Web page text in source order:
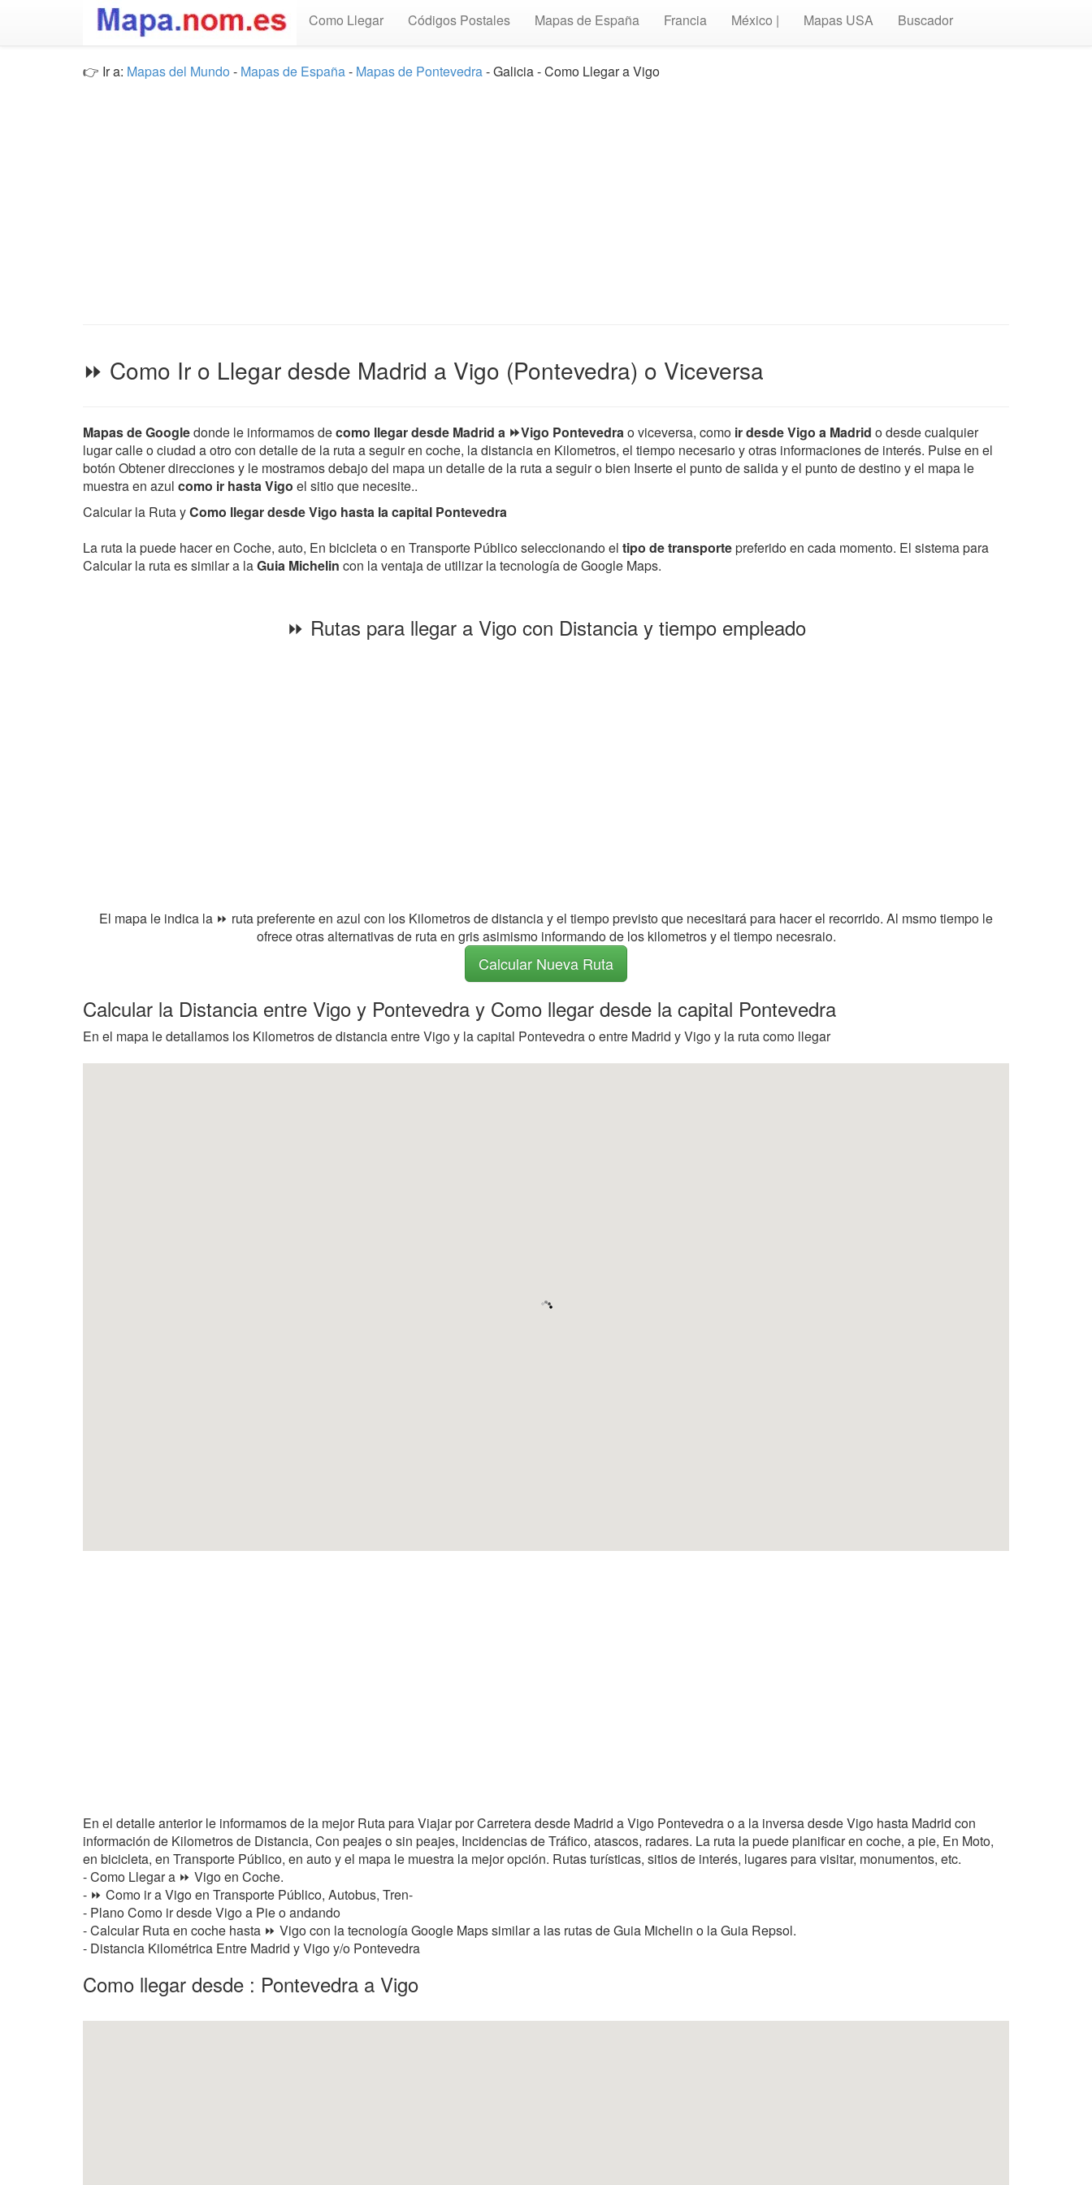
Como Llegar Códigos Postales Mapas de España Francia México | Mapas USA Buscador
👉 Ir a: Mapas del Mundo - Mapas de España- Mapas de Pontevedra- Galicia - Como Llegar a Vigo
⏩ Como Ir o Llegar desde Madrid a Vigo (Pontevedra) o Viceversa
Mapas de Googledonde le informamos decomo llegar desde Madrid a ⏩Vigo Pontevedrao viceversa, como ir desde Vigo a Madrid o desde cualquier
lugar calle o ciudad a otro con detalle de la ruta a seguir en coche, la distancia en Kilometros, el tiempo necesario y otras informaciones de interés. Pulse en el
botón Obtener direcciones y le mostramos debajo del mapa un detalle de la ruta a seguir o bien Inserte el punto de salida y el punto de destino y el mapa le
muestra en azul como ir hasta Vigo el sitio que necesite..
Calcular la Ruta yComo llegar desde Vigo hasta la capital Pontevedra
La ruta la puede hacer en Coche, auto, En bicicleta o en Transporte Público seleccionando el tipo de transportepreferido en cada momento. El sistema para
Calcular la ruta es similar a laGuia Michelin con la ventaja de utilizar la tecnología de Google Maps.
⏩ Rutas para llegar a Vigo con Distancia y tiempo empleado
El mapa le indica la ⏩ ruta preferente en azul con los Kilometros de distancia y el tiempo previsto que necesitará para hacer el recorrido. Al msmo tiempo le
ofrece otras alternativas de ruta en gris asimismo informando de los kilometros y el tiempo necesraio.
Calcular Nueva Ruta
Calcular la Distancia entre Vigo y Pontevedra y Como llegar desde la capital Pontevedra
En el mapa le detallamos los Kilometros de distancia entre Vigo y la capital Pontevedra o entre Madrid y Vigo y la ruta como llegar
En el detalle anterior le informamos de la mejor Ruta para Viajar por Carretera desde Madrid a Vigo Pontevedra o a la inversa desde Vigo hasta Madrid con
información de Kilometros de Distancia, Con peajes o sin peajes, Incidencias de Tráfico, atascos, radares. La ruta la puede planificar en coche, a pie, En Moto,
en bicicleta, en Transporte Público, en auto y el mapa le muestra la mejor opción. Rutas turísticas, sitios de interés, lugares para visitar, monumentos, etc.
- Como Llegar a ⏩ Vigo en Coche.
- ⏩ Como ir a Vigo en Transporte Público, Autobus, Tren-
- Plano Como ir desde Vigo a Pie o andando
- Calcular Ruta en coche hasta ⏩ Vigo con la tecnología Google Maps similar a las rutas de Guia Michelin o la Guia Repsol.
- Distancia Kilométrica Entre Madrid y Vigo y/o Pontevedra
Como llegar desde : Pontevedra a Vigo